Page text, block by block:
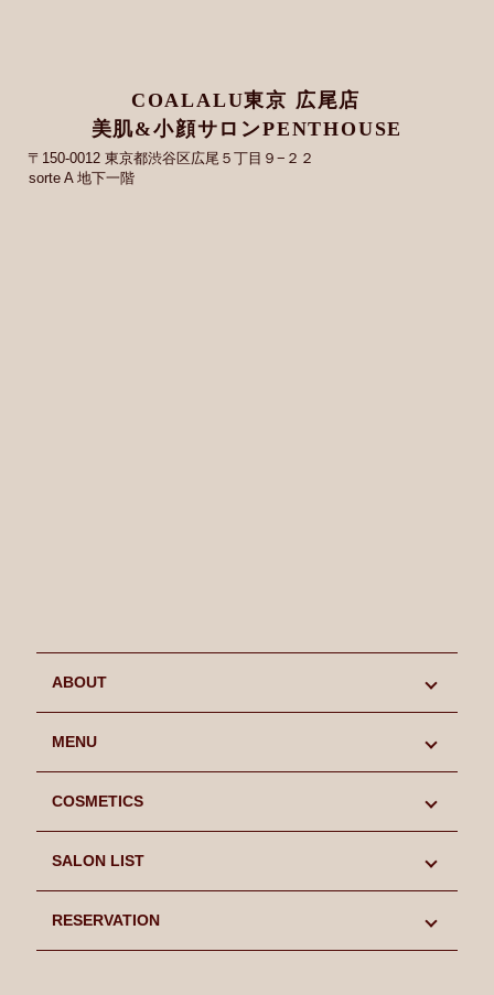
COALALU東京 広尾店
美肌&小顔サロンPENTHOUSE
〒150-0012 東京都渋谷区広尾５丁目９−２２
sorte A 地下一階
ABOUT
初めての方へ
キャンペーン情報
スタッフ紹介
よくあるご質問
MENU
MENU
LIFCOOL
SINN PURETE
COSMETICS
COSMETICS
SINN PURETE
SALON LIST
SALON LIST
RESERVATION